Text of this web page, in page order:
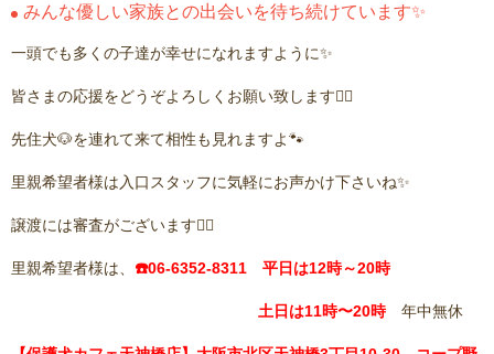
みんな優しい家族との出会いを待ち続けています✨
一頭でも多くの子達が幸せになれますように✨
皆さまの応援をどうぞよろしくお願い致します🙇‍♂️
先住犬🐶を連れて来て相性も見れますよ🐾
里親希望者様は入口スタッフに気軽にお声かけ下さいね✨
譲渡には審査がございます🙇‍♂️
里親希望者様は、 ☎️06-6352-8311 平日は12時～20時
土日は11時〜20時年中無休